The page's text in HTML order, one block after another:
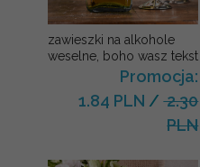
zawieszki na alkohole
weselne, boho wasz tekst
Promocja:
1.84 PLN /2.30
PLN